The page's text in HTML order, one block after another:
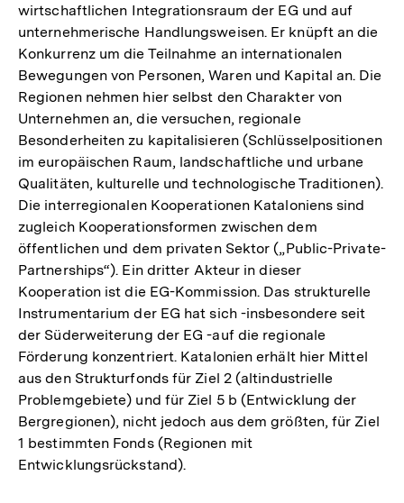
wirtschaftlichen Integrationsraum der EG und auf
unternehmerische Handlungsweisen. Er knüpft an die
Konkurrenz um die Teilnahme an internationalen
Bewegungen von Personen, Waren und Kapital an. Die
Regionen nehmen hier selbst den Charakter von
Unternehmen an, die versuchen, regionale
Besonderheiten zu kapitalisieren (Schlüsselpositionen
im europäischen Raum, landschaftliche und urbane
Qualitäten, kulturelle und technologische Traditionen).
Die interregionalen Kooperationen Kataloniens sind
zugleich Kooperationsformen zwischen dem
öffentlichen und dem privaten Sektor („Public-Private-
Partnerships“). Ein dritter Akteur in dieser
Kooperation ist die EG-Kommission. Das strukturelle
Instrumentarium der EG hat sich -insbesondere seit
der Süderweiterung der EG -auf die regionale
Förderung konzentriert. Katalonien erhält hier Mittel
aus den Strukturfonds für Ziel 2 (altindustrielle
Problemgebiete) und für Ziel 5 b (Entwicklung der
Bergregionen), nicht jedoch aus dem größten, für Ziel
1 bestimmten Fonds (Regionen mit
Entwicklungsrückstand).